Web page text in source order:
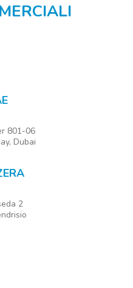
801-06
Dubai
2